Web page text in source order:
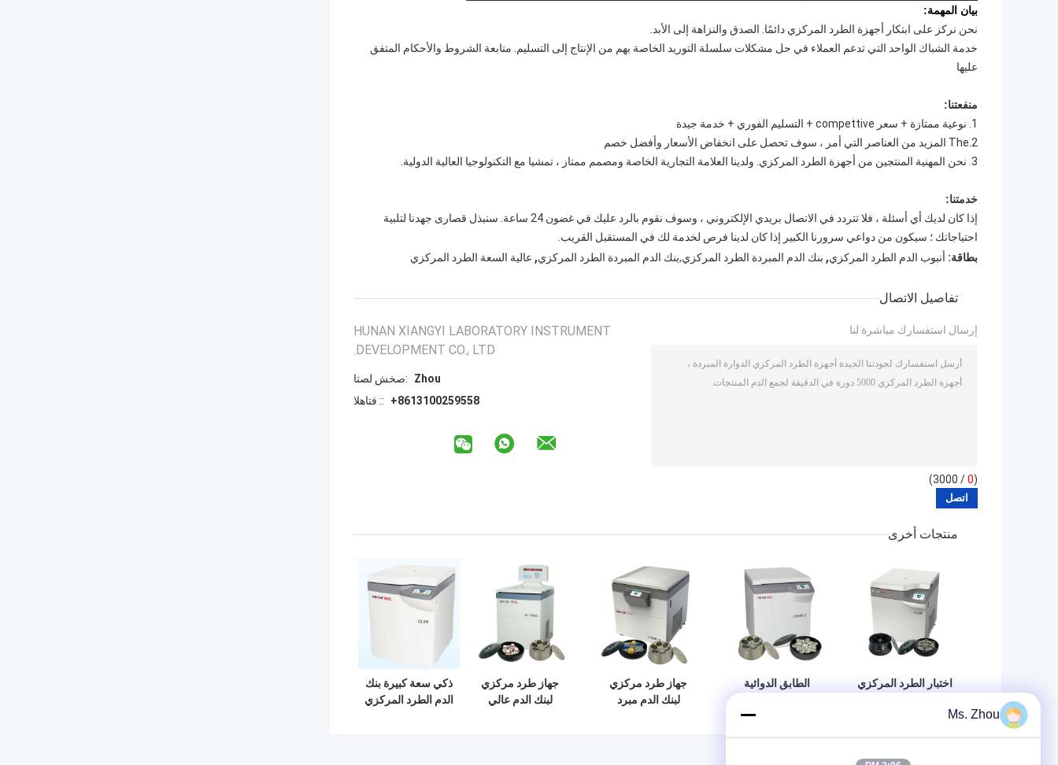
بيان المهمة:
نحن نركز على ابتكار أجهزة الطرد المركزي دائمًا. الصدق والنزاهة إلى الأبد.
خدمة الشباك الواحد التي تدعم العملاء في حل مشكلات سلسلة التوريد الخاصة بهم من الإنتاج إلى التسليم. متابعة الشروط والأحكام المتفق
عليها
منفعتنا:
1. نوعية ممتازة + سعر compettive + التسليم الفوري + خدمة جيدة
2.The المزيد من العناصر التي أمر ، سوف تحصل على انخفاض الأسعار وأفضل خصم
3. نحن المهنية المنتجين من أجهزة الطرد المركزي. ولدينا العلامة التجارية الخاصة ومصمم ممتاز ، تمشيا مع التكنولوجيا العالية الدولية.
خدمتنا:
إذا كان لديك أي أسئلة ، فلا تتردد في الاتصال بريدي الإلكتروني ، وسوف نقوم بالرد عليك في غضون 24 ساعة. سنبذل قصارى جهدنا لتلبية
احتياجاتك ؛ سيكون من دواعي سرورنا الكبير إذا كان لدينا فرص لخدمة لك في المستقبل القريب.
بطاقة: أنبوب الدم الطرد المركزي, بنك الدم المبردة الطرد المركزي,بنك الدم المبردة الطرد المركزي, عالية السعة الطرد المركزي
تفاصيل الاتصال
HUNAN XIANGYI LABORATORY INSTRUMENT
DEVELOPMENT CO., LTD.
اتصل شخص:
Zhou
الهاتف ::
+8613100259558
إرسال استفسارك مباشرة لنا
(
0
/ 3000)
منتجات أخرى
اختبار الطرد المركزي
الطابق الدوائية
المركزي L800R-2
جهاز طرد مركزي
لبنك الدم مبرد
جهاز طرد مركزي
لبنك الدم عالي
ذكي سعة كبيرة بنك
الدم الطرد المركزي
Ms. Zhou